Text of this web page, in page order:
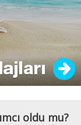
oldu mu?